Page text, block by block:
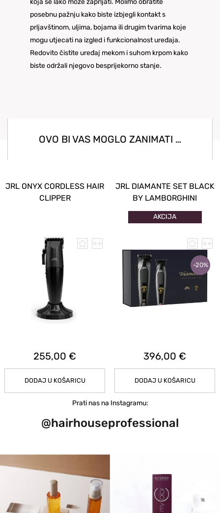
posebnu pažnju kako biste izbjegli kontakt s
prljavštinom, uljima, bojama ili drugim tvarima koje
mogu utjecati na izgled i funkcionalnost uređaja.
Redovito čistite uređaj mekom i suhom krpom kako
biste održali njegovo besprijekorno stanje.
OVO BI VAS MOGLO ZANIMATI …
JRL ONYX CORDLESS HAIR
CLIPPER
255,00 €
DODAJ U KOŠARICU
JRL DIAMANTE SET BLACK
BY LAMBORGHINI
AKCIJA
-20%
396,00 €
DODAJ U KOŠARICU
Prati nas na Instagramu:
@hairhouseprofessional